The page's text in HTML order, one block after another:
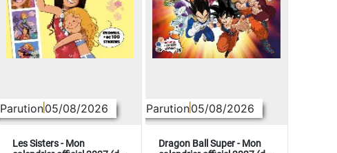
Parution05/08/2026
Les Sisters - Mon
Parution05/08/2026
Dragon Ball Super - Mon